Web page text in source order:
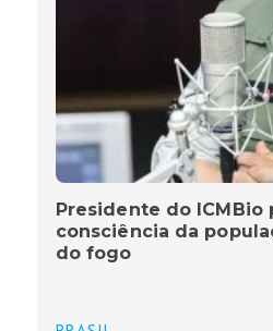
Presidente do ICMBio
consciência da
do fogo